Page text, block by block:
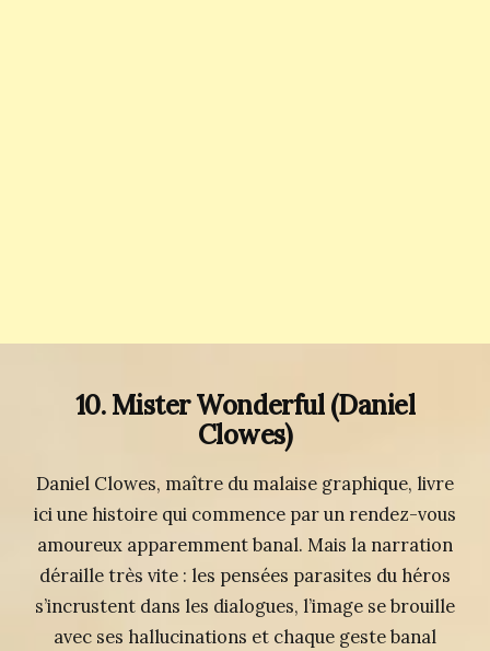
10. Mister Wonderful(Daniel
Clowes)
Daniel Clowes, maître du malaise graphique, livre
ici une histoire qui commence par un rendez-vous
amoureux apparemment banal. Mais la narration
déraille très vite : les pensées parasites du héros
s’incrustent dans les dialogues, l’image se brouille
avec ses hallucinations et chaque geste banal